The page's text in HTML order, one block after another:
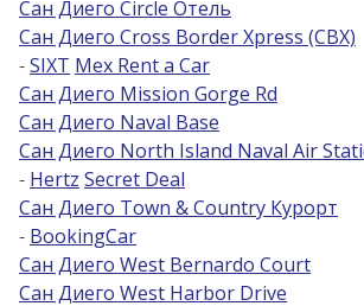
Возраст 25-70 лет?
Купон/промо
Сан Диего Circle Отель
Сан Диего Cross Border Xpress (CBX)
-SIXT Mex Rent a Car
Сан Диего Mission Gorge Rd
Сан Диего Naval Base
Сан Диего North Island Naval Air
- Hertz Secret Deal
Сан Диего Town & Country Курорт
- BookingCar
Сан Диего West Bernardo Court
Сан Диего West Harbor Drive